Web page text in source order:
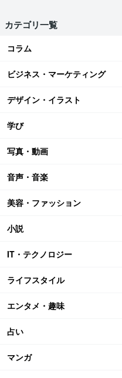
カテゴリ一覧
コラム
ビジネス・マーケティング
デザイン・イラスト
学び
写真・動画
音声・音楽
美容・ファッション
小説
IT・テクノロジー
ライフスタイル
エンタメ・趣味
占い
マンガ